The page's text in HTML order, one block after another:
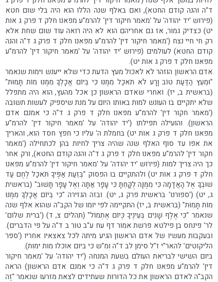
ד"ה והנה קודם החטא), ואם באלף שנה הללו הוא היה בלי שום חטא
(פירוש 'יד יהודה' על 'מאמר חיקור דין' להרמ"ע מפאנו חלק ד פרק ג אות
יט) כצדיק גמור, אז גם אחריהם הוא לא היה רואה עוד שום שחת אלא
רק חי חיי נצח ('מאמר חיקור דין' להרמ"ע מפאנו חלק ד פרק ג ד"ה והנה
קודם החטא) לעולמים (פירוש 'יד יהודה' על 'מאמר חיקור דין' להרמ"ע
מפאנו חלק ד פרק ג אות יט).
אדם הראשון הוזהר לא לאכול מעץ הדעת כדי שלא ייענש וימות שנאמר
"וּמֵעֵץ הַדַּעַת טוֹב וָרָע לֹא תֹאכַל מִמֶּנּוּ כִּי בְּיוֹם אֲכָלְךָ מִמֶּנּוּ מוֹת תָּמוּת"
(בראשית ב, יז). ואחרי שאדם הראשון כן אכל מהעץ, הוא היה מתפלל
שלא יתקיים בו העונש למות באותו היום על מנת שיספיק לעשות תשובה
('מאמר חקור דין' להרמ"ע מפאנו חלק ד פרק ג ד"ה כי אמנם אדם
הראשון). והועילה תפילתו ('יד יהודה' על 'מאמר חיקור דין' להרמ"ע
מפאנו חלק ד פרק ג אות יט) בחמלת ה' עליו כי חפץ חסד הוא, והאריך
את אפו עד סוף האלף שנה שהיה צריך לחיות בהן לכתחילה ('מאמר
חקור דין' להרמ"ע מפאנו חלק ד פרק ג ד"ה והנה קודם החטא), ורק אחר
כך היה צריך למות (פירוש 'יד יהודה' על 'מאמר חיקור דין' להרמ"ע מפאנו
חלק ד פרק ג אות יט) ולהתקיים בו הפסוק "בְּזֵעַת אַפֶּיךָ תֹּאכַל לֶחֶם עַד
שׁוּבְךָ אֶל הָאֲדָמָה כִּי מִמֶּנָּה לֻקָּחְתָּ כִּי עָפָר אַתָּה וְאֶל עָפָר תָּשׁוּב" (בראשית
ג, יט) ('ספורנו' בראשית פרק ג, יט). ובזה הגזירה "כִּי בְּיוֹם אֲכָלְךָ מִמֶּנּוּ
מוֹת תָּמוּת" (בראשית ב, יז) התקיימה לפי יומו של הקב"ה שהוא אלף שנה
שנאמר "כִּי אֶלֶף שָׁנִים בְּעֵינֶיךָ כְּיוֹם אֶתְמוֹל" (תהלים צ, ד) ('ברית שלום'
לר' פינחס בן פילטא פרשת אמור דף עח ע"ב טור ב ד"ה על פי הדברים).
ובעקבות מעשיו של אדם הראשון הגיע מיתה לכל צאצאיו אחריו ('ספר
הליקוטים' להאר"י ז"ל סימן לב ד"ה ומ"ש כי ביום אוכלו מות ימות).
ביום השישי לבריאת העולם בשעת המנחה ('יד יהודה' על 'מאמר חיקור
דין' להרמ"ע מפאנו חלק ד פרק ג ד"ה כי אמנם אדם הראשון) הראה
הקב"ה לאדם הראשון את כל הדורות שעתידים לצאת מזרעו שנאמר "זֶה